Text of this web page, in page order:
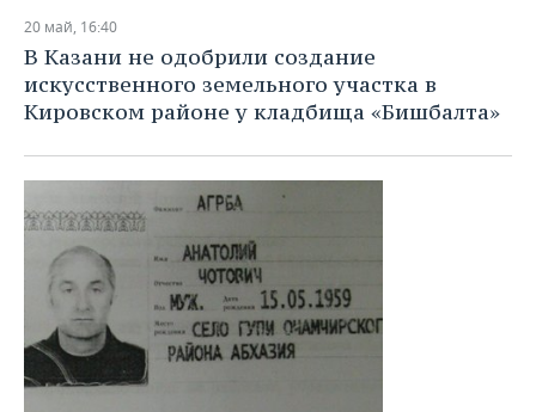
20 май, 16:40
В Казани не одобрили создание
искусственного земельного участка в
Кировском районе у кладбища «Бишбалта»